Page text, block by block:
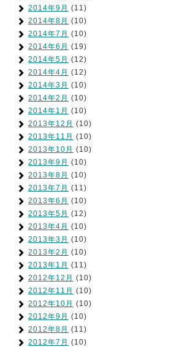
2014年9月 (11)
2014年8月 (10)
2014年7月 (10)
2014年6月 (19)
2014年5月 (12)
2014年4月 (12)
2014年3月 (10)
2014年2月 (10)
2014年1月 (10)
2013年12月 (10)
2013年11月 (10)
2013年10月 (10)
2013年9月 (10)
2013年8月 (10)
2013年7月 (11)
2013年6月 (10)
2013年5月 (12)
2013年4月 (10)
2013年3月 (10)
2013年2月 (10)
2013年1月 (11)
2012年12月 (10)
2012年11月 (10)
2012年10月 (10)
2012年9月 (10)
2012年8月 (11)
2012年7月 (10)